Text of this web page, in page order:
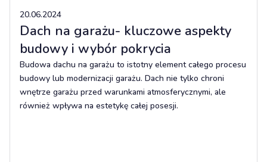
20.06.2024
Dach na garażu- kluczowe aspekty
budowy i wybór pokrycia
Budowa dachu na garażu to istotny element całego procesu
budowy lub modernizacji garażu. Dach nie tylko chroni
wnętrze garażu przed warunkami atmosferycznymi, ale
również wpływa na estetykę całej posesji.